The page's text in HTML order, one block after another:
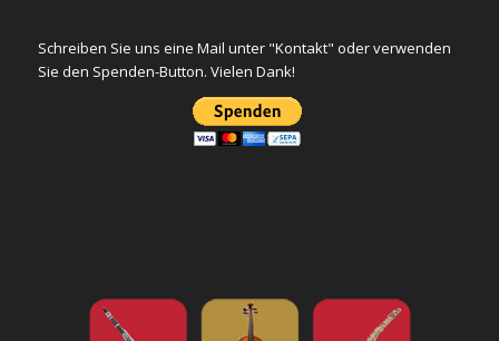
Schreiben Sie uns eine Mail unter "Kontakt" oder verwenden
Sie den Spenden-Button. Vielen Dank!